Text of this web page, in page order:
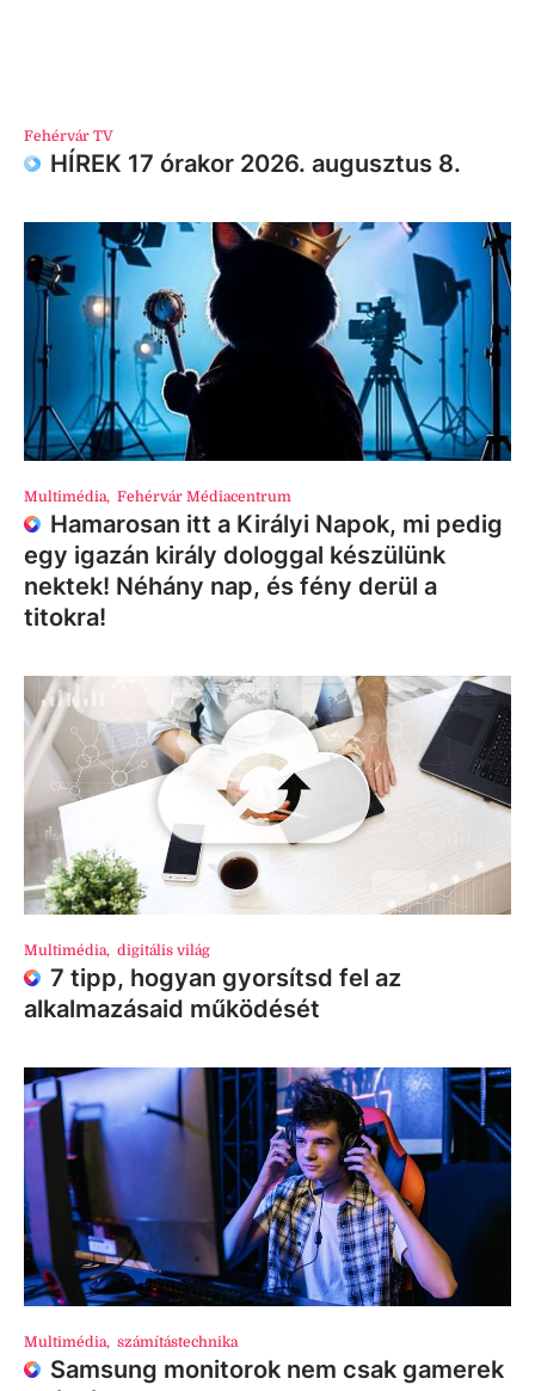
Fehérvár TV
HÍREK 17 órakor 2026. augusztus 8.
Multimédia, Fehérvár Médiacentrum
Hamarosan itt a Királyi Napok, mi pedig
egy igazán király dologgal készülünk
nektek! Néhány nap, és fény derül a
titokra!
Multimédia, digitális világ
7 tipp, hogyan gyorsítsd fel az
alkalmazásaid működését
Multimédia, számítástechnika
Samsung monitorok nem csak gamerek